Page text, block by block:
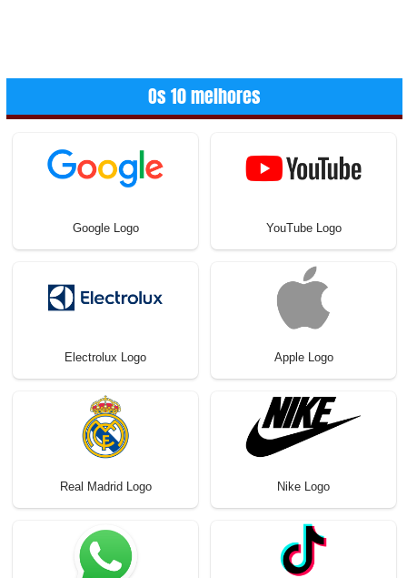
Os 10 melhores
Google Logo YouTube Logo
Electrolux Logo Apple Logo
Real Madrid Logo Nike Logo